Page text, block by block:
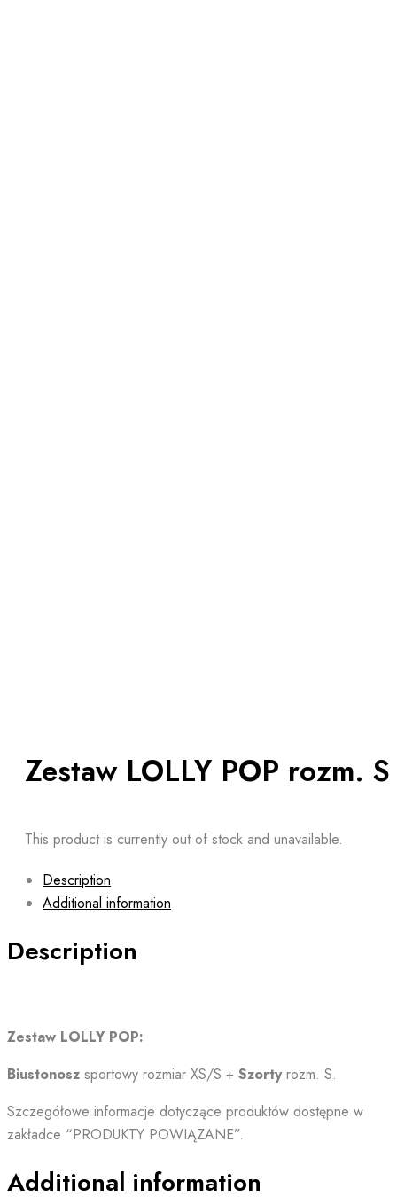
Zestaw LOLLY POP rozm. S
This product is currently out of stock and unavailable.
Description
Additional information
Description
Zestaw LOLLY POP:
Biustonosz sportowy rozmiar XS/S + Szortyrozm. S.
Szczegółowe informacje dotyczące produktów dostępne w
zakładce “PRODUKTY POWIĄZANE”.
Additional information